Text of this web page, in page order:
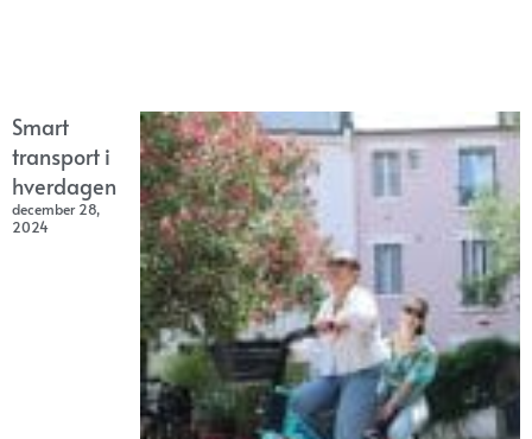
Smart
transport i
hverdagen
december 28,
2024